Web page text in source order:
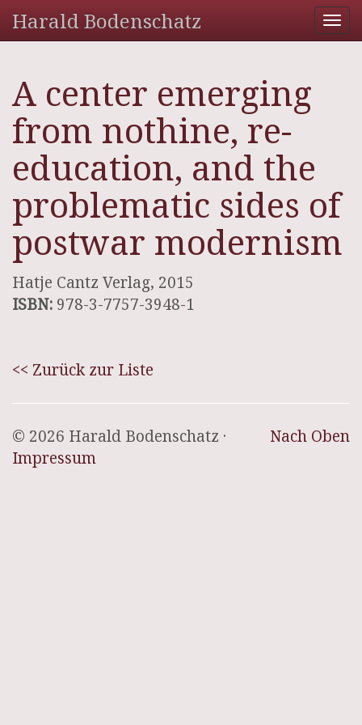
Harald Bodenschatz
A center emerging
from nothine, re-
education, and the
problematic sides of
postwar modernism
Hatje Cantz Verlag, 2015
ISBN: 978-3-7757-3948-1
<< Zurück zur Liste
Nach Oben
© 2026 Harald Bodenschatz ·
Impressum